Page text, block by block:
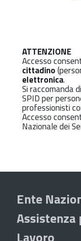
ATTENZIONE
Accesso
cittadino
elettronica.
Si raccomanda
SPID per
professionisti
Accesso
Nazionale dei
Ente
Assistenza
Lavoro